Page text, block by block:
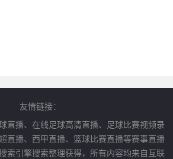
友情链接：
直播、在线足球高清直播、足球比赛视频录
直播、西甲直播、篮球比赛直播等赛事直播
索引擎搜索整理获得，所有内容均来自互联